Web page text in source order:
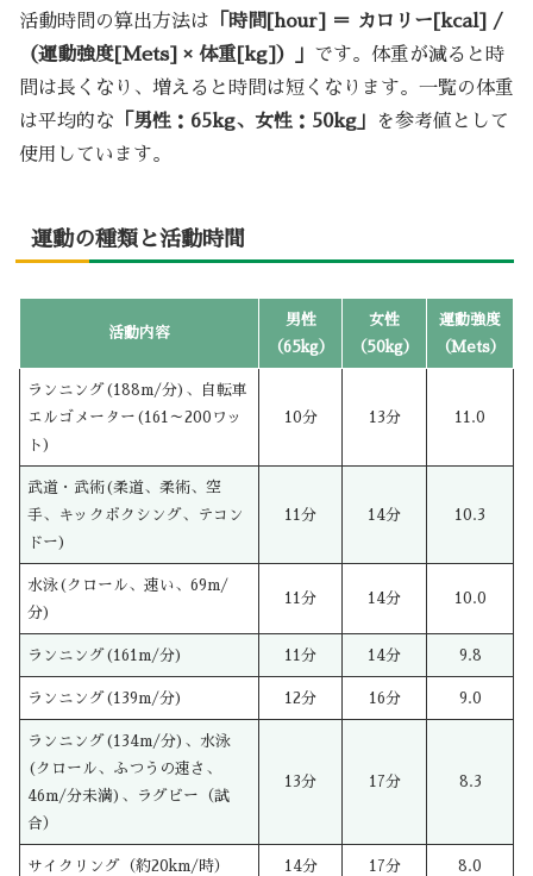
活動時間の算出方法は 「時間[hour] ＝ カロリー[kcal] /
（運動強度[Mets] × 体重[kg]）」 です。体重が減ると時
間は長くなり、増えると時間は短くなります。一覧の体重
は平均的な 「男性：65kg、女性：50kg」
を参考値として
使用しています。
運動の種類と活動時間
活動内容
男性
（65kg）
女性
（50kg）
運動強度
（Mets）
ランニング(188m/分)、自転車
エルゴメーター(161～200ワッ
ト)
10分 13分 11.0
武道・武術(柔道、柔術、空
手、キックボクシング、テコン
ドー)
11分 14分 10.3
水泳(クロール、速い、69m/
分)
11分 14分 10.0
ランニング(161m/分) 11分 14分 9.8
ランニング(139m/分) 12分 16分 9.0
ランニング(134m/分)、水泳
(クロール、ふつうの速さ、
46m/分未満)、ラグビー（試
合）
13分 17分 8.3
サイクリング（約20km/時） 14分 17分 8.0